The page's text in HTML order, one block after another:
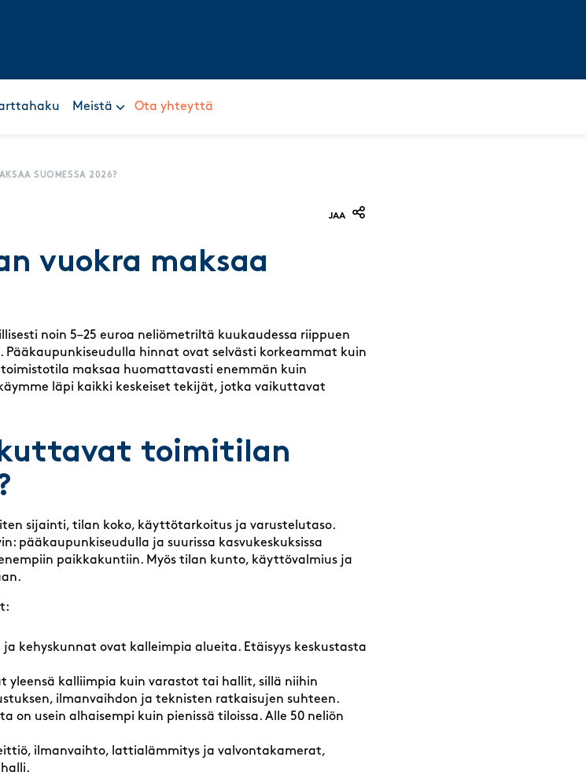
Meistä Ota yhteyttä
SUOMESSA 2026?
JAA
vuokra maksaa
noin 5–25 euroa neliömetriltä kuukaudessa riippuen
hinnat ovat selvästi korkeammat kuin
maksaa huomattavasti enemmän kuin
läpi kaikki keskeiset tekijät, jotka vaikuttavat
toimitilan
sijainti, tilan koko, käyttötarkoitus ja varustelutaso.
pääkaupunkiseudulla ja suurissa kasvukeskuksissa
paikkakuntiin. Myös tilan kunto, käyttövalmius ja
ja kehyskunnat ovat kalleimpia alueita. Etäisyys keskustasta
yleensä kalliimpia kuin varastot tai hallit, sillä niihin
ilmanvaihdon ja teknisten ratkaisujen suhteen.
on usein alhaisempi kuin pienissä tiloissa. Alle 50 neliön
ilmanvaihto, lattialämmitys ja valvontakamerat,